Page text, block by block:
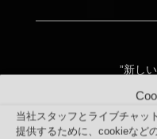
当社スタッフとライブチャッ
提供するために、cookieなど
”新し
新しい工